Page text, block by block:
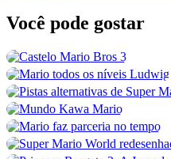
Você pode gostar